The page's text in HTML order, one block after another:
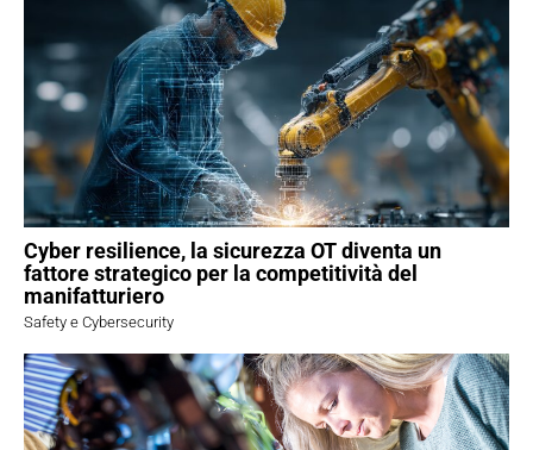
Cyber resilience, la sicurezza OT diventa un
fattore strategico per la competitività del
manifatturiero
Safety e Cybersecurity